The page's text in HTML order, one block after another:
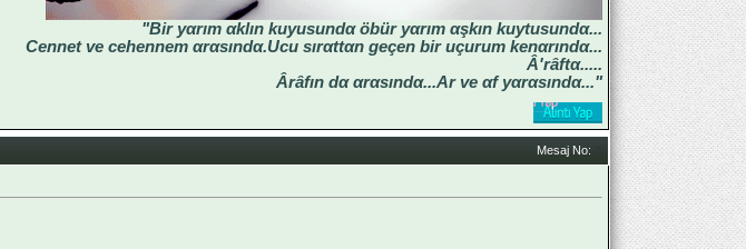
"Bir yαrım αklın kuyusundα öbür yαrım αşkın kuytusundα...
Cennet ve cehennem αrαsındα.Ucu sırαttαn geçen bir uçurum kenαrındα...
Â'râftα.....
Ârâfın dα αrαsındα...Ar ve αf yαrαsındα..."
Mesaj No: